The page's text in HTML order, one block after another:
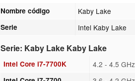
Nombre código Kaby Lake
Serie Intel Kaby Lake
Serie: Kaby Lake Kaby Lake
Intel Core i7-7700K 4.2 - 4.5 GHz